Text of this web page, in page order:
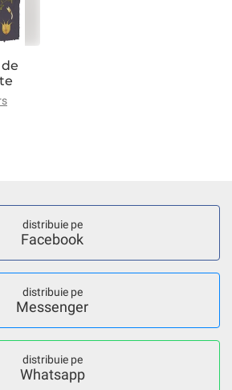
distribuie pe
Facebook
distribuie pe
Messenger
distribuie pe
Whatsapp